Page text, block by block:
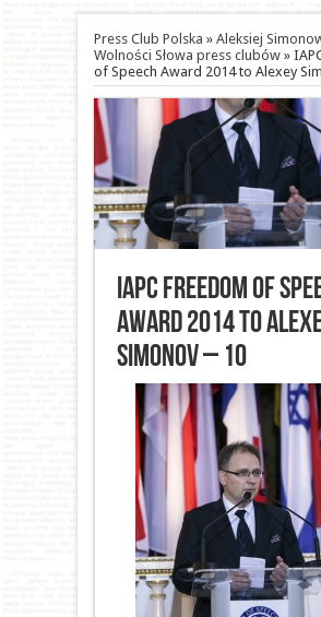
Press Club Polska » Aleksiej
Wolności Słowa press clubów»
of Speech Award 2014 to Alexey
IAPC Freedom of
Award 2014 to
Simonov – 10